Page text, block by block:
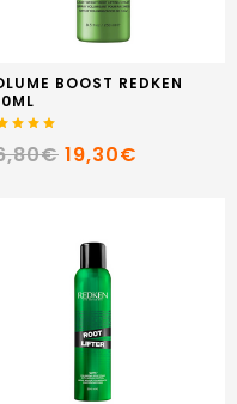
BOOST REDKEN
19,30€